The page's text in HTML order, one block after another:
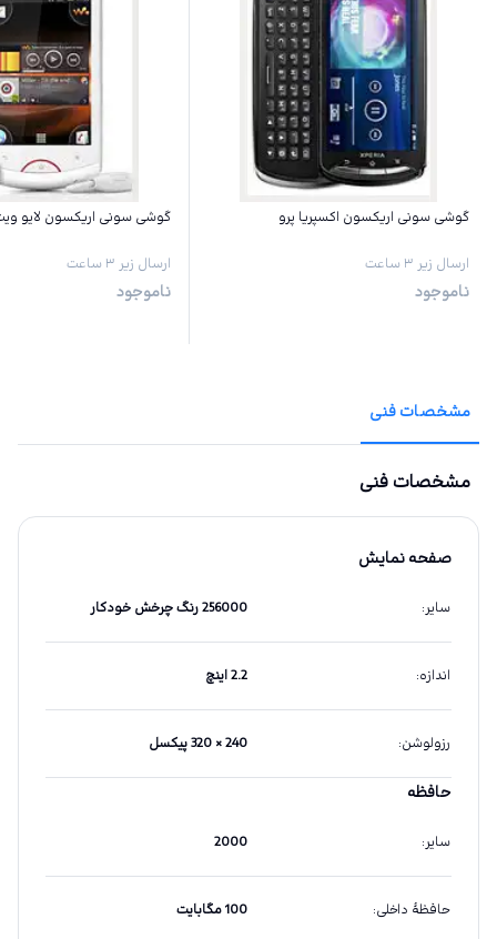
گوشی سونی اریکسون اکسپریا پرو
ارسال زیر ۳ ساعت
ناموجود
گوشی سونی اریکسون لایو
ارسال زیر ۳ ساعت
ناموجود
مشخصات فنی
مشخصات فنی
صفحه نمایش
سایر: 256000 رنگ چرخش خودکار
اندازه: 2.2 اینچ
رزولوشن: 240 × 320 پیکسل
حافظه
سایر:
2000
حافظهٔ داخلی: 100 مگابایت